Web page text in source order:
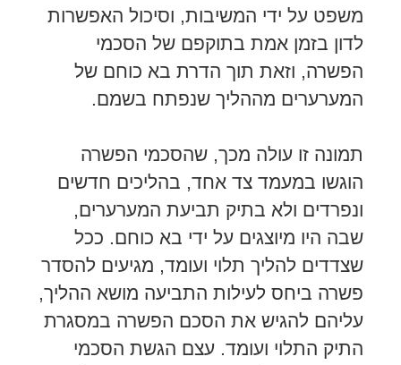
משפט על ידי המשיבות, וסיכול האפשרות
לדון בזמן אמת בתוקפם של הסכמי
הפשרה, וזאת תוך הדרת בא כוחם של
המערערים מההליך שנפתח בשמם.
תמונה זו עולה מכך, שהסכמי הפשרה
הוגשו במעמד צד אחד, בהליכים חדשים
ונפרדים ולא בתיק תביעת המערערים,
שבה היו מיוצגים על ידי בא כוחם. ככל
שצדדים להליך תלוי ועומד, מגיעים להסדר
פשרה ביחס לעילות התביעה מושא ההליך,
עליהם להגיש את הסכם הפשרה במסגרת
התיק התלוי ועומד. עצם הגשת הסכמי